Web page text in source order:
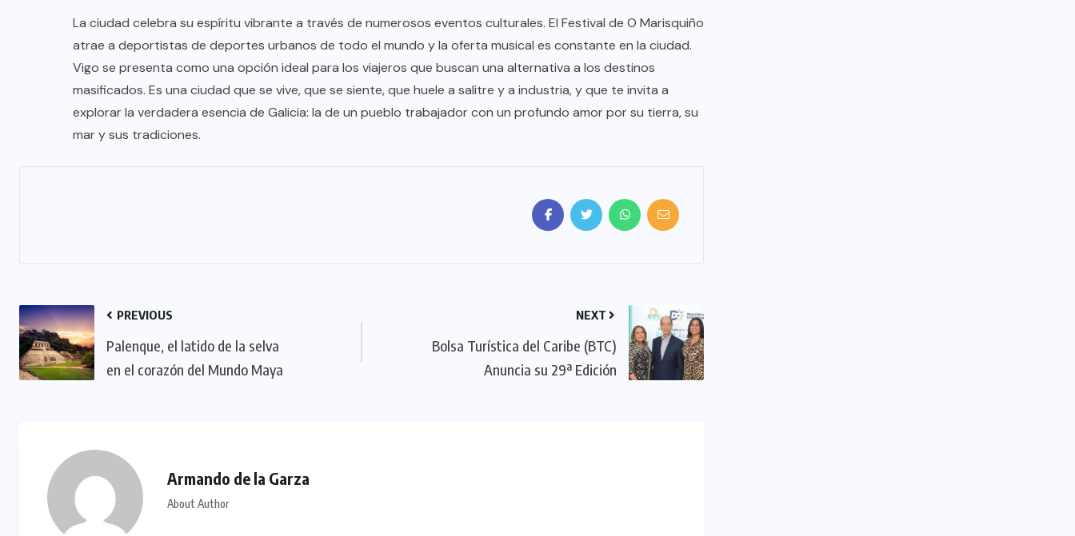
La ciudad celebra su espíritu vibrante a través de numerosos eventos culturales. El Festival de O Marisquiño
atrae a deportistas de deportes urbanos de todo el mundo y la oferta musical es constante en la ciudad.
Vigo se presenta como una opción ideal para los viajeros que buscan una alternativa a los destinos
masificados. Es una ciudad que se vive, que se siente, que huele a salitre y a industria, y que te invita a
explorar la verdadera esencia de Galicia: la de un pueblo trabajador con un profundo amor por su tierra, su
mar y sus tradiciones.
PREVIOUS
Palenque, el latido de la selva
en el corazón del Mundo Maya
NEXT
Bolsa Turística del Caribe (BTC)
Anuncia su 29ª Edición
Armando de la Garza
About Author